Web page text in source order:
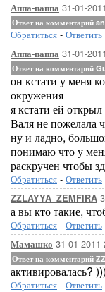
Аппа-паппа 31-01-
Ответ на комментарий
Обратиться - Ответить
Аппа-паппа 31-01-
Ответ на комментарий
он кстати у меня
окружения
я кстати ей
Валя не пожелала
ну и ладно,
понимаю что у
раскручен чтобы
Обратиться - Ответить
ZZLAYYA_ZEMFIRA
а вы кто такие,
Обратиться - Ответить
Мамашко 31-01-
Ответ на комментарий
активировалась?
Обратиться - Ответить